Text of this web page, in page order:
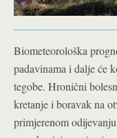
Biometeorološka
padavinama i dalje će
tegobe. Hronični
kretanje i boravak na
primjerenom